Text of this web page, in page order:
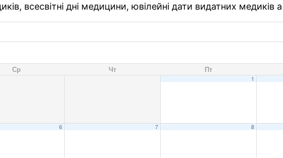
всесвітні дні медицини, ювілейні дати видатних медиків
Ср Чт Пт
1
6 7 8